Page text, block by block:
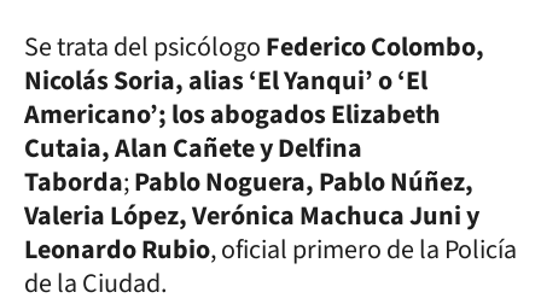
Se trata del psicólogoFederico Colombo,
Nicolás Soria, alias ‘El Yanqui’ o ‘El
Americano’; los abogados Elizabeth
Cutaia, Alan Cañete y Delfina
Taborda;Pablo Noguera, Pablo Núñez,
Valeria López, Verónica Machuca Juni y
Leonardo Rubio, oficial primero de la Policía
de la Ciudad.